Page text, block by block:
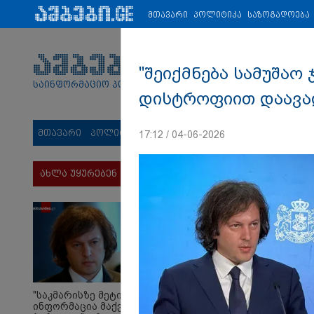
პარტნიორები: ახალი ამბები ეკონომიკა ვიდეო
საინფორმაციო პორტალი
მთავარი პოლიტიკა საზოგადოება
ახლა უყურებენ
"საკმარისზე მეტი
ინფორმაცია მაქვს
მთავარი პოლიტიკა საზოგადოება
"შეიქმნება
დისტროფიით
17:12 / 04-06-2026